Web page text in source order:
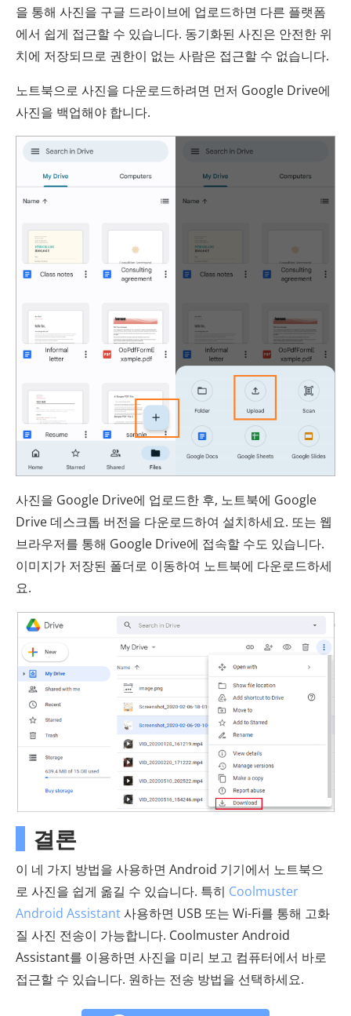
을 통해 사진을 구글 드라이브에 업로드하면 다른 플랫폼
에서 쉽게 접근할 수 있습니다. 동기화된 사진은 안전한 위
치에 저장되므로 권한이 없는 사람은 접근할 수 없습니다.
노트북으로 사진을 다운로드하려면 먼저 Google Drive에
사진을 백업해야 합니다.
사진을 Google Drive에 업로드한 후, 노트북에 Google
Drive 데스크톱 버전을 다운로드하여 설치하세요. 또는 웹
브라우저를 통해 Google Drive에 접속할 수도 있습니다.
이미지가 저장된 폴더로 이동하여 노트북에 다운로드하세
요.
결론
이 네 가지 방법을 사용하면 Android 기기에서 노트북으
로 사진을 쉽게 옮길 수 있습니다. 특히 Coolmuster
Android Assistant사용하면 USB 또는 Wi-Fi를 통해 고화
질 사진 전송이 가능합니다. Coolmuster Android
Assistant를 이용하면 사진을 미리 보고 컴퓨터에서 바로
접근할 수 있습니다. 원하는 전송 방법을 선택하세요.